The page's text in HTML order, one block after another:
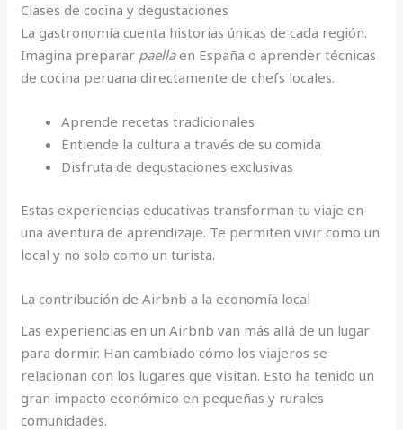
Clases de cocina y degustaciones
La gastronomía cuenta historias únicas de cada región.
Imagina preparar paellaen España o aprender técnicas
de cocina peruana directamente de chefs locales.
Aprende recetas tradicionales
Entiende la cultura a través de su comida
Disfruta de degustaciones exclusivas
Estas experiencias educativas transforman tu viaje en
una aventura de aprendizaje. Te permiten vivir como un
local y no solo como un turista.
La contribución de Airbnb a la economía local
Las experiencias en un Airbnb van más allá de un lugar
para dormir. Han cambiado cómo los viajeros se
relacionan con los lugares que visitan. Esto ha tenido un
gran impacto económico en pequeñas y rurales
comunidades.